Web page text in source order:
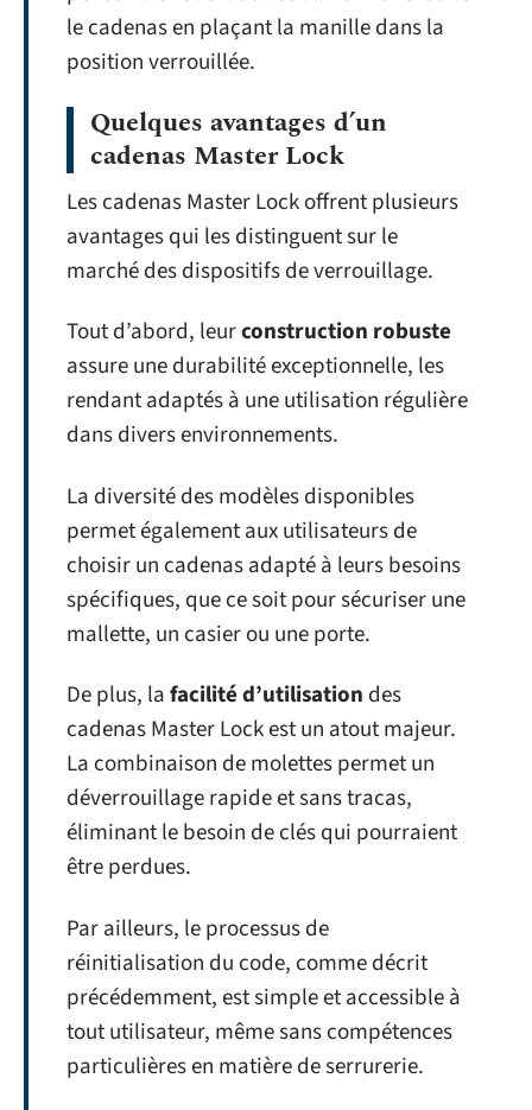
le cadenas en plaçant la manille dans la
position verrouillée.
Quelques avantages d’un
cadenas Master Lock
Les cadenas Master Lock offrent plusieurs
avantages qui les distinguent sur le
marché des dispositifs de verrouillage.
Tout d’abord, leurconstruction robuste
assure une durabilité exceptionnelle, les
rendant adaptés à une utilisation régulière
dans divers environnements.
La diversité des modèles disponibles
permet également aux utilisateurs de
choisir un cadenas adapté à leurs besoins
spécifiques, que ce soit pour sécuriser une
mallette, un casier ou une porte.
De plus, lafacilité d’utilisation des
cadenas Master Lock est un atout majeur.
La combinaison de molettes permet un
déverrouillage rapide et sans tracas,
éliminant le besoin de clés qui pourraient
être perdues.
Par ailleurs, le processus de
réinitialisation du code, comme décrit
précédemment, est simple et accessible à
tout utilisateur, même sans compétences
particulières en matière de serrurerie.